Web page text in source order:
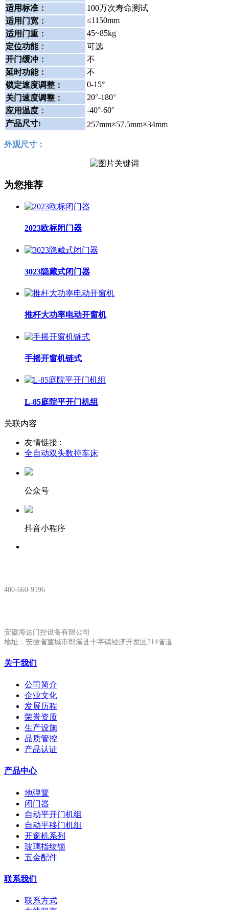
适用标准 ：
100万次寿命测试
适用门宽 ：
≤1150mm
适用门重 ：
45~85kg
定位功能：
可选
开门缓冲 ：
不
延时功能：
不
锁定速度调整 ：
0-15°
关门速度调整 ： 20°-180°
应用温度 ： -40°-60°
产品尺寸:
257mm×57.5mm×34mm
外观尺寸：
为您推荐
2023欧标闭门器
3023隐藏式闭门器
推杆大功率电动开窗机
手摇开窗机链式
L-85庭院平开门机组
关联内容
友情链接 :
全自动双头数控车床
公众号
抖音小程序
400-660-9196
安徽海达门控设备有限公司
地址：安徽省宣城市郎溪县十字镇经济开发区214省道
关于我们
公司简介
企业文化
发展历程
荣誉资质
生产设施
品质管控
产品认证
产品中心
地弹簧
闭门器
自动平开门机组
自动平移门机组
开窗机系列
玻璃指纹锁
五金配件
联系我们
联系方式